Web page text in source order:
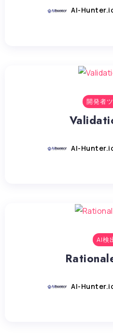
AI-
開発者
AI-
AI検
AI-